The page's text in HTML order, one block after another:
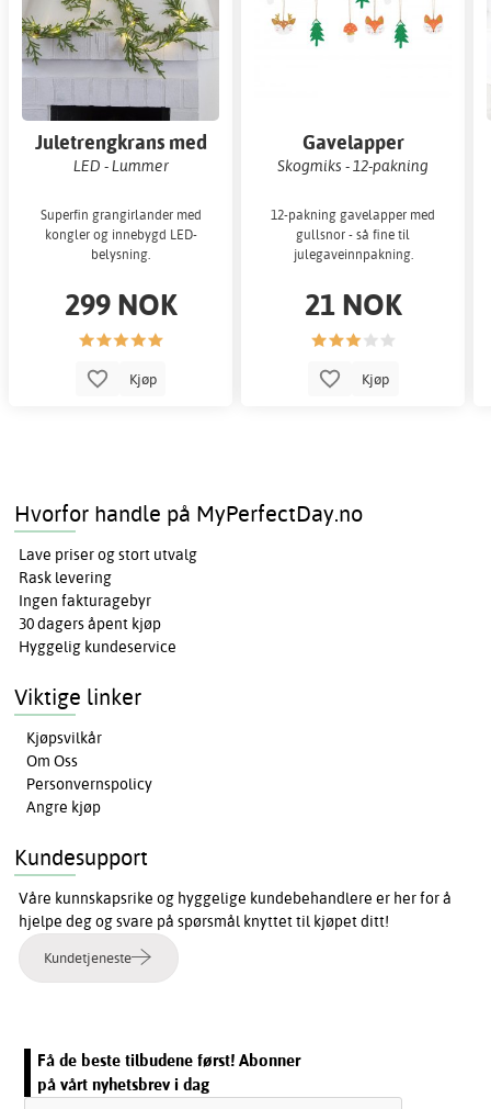
Juletrengkrans med
kongler
LED - Lummer
Superfin grangirlander med
kongler og innebygd LED-
belysning.
299 NOK
Kjøp
Gavelapper
Skogmiks - 12-pakning
12-pakning gavelapper med
gullsnor - så fine til
julegaveinnpakning.
21 NOK
Kjøp
Hvorfor handle på MyPerfectDay.no
Lave priser og stort utvalg
Rask levering
Ingen fakturagebyr
30 dagers åpent kjøp
Hyggelig kundeservice
Viktige linker
Kjøpsvilkår
Om Oss
Personvernspolicy
Angre kjøp
Kundesupport
Våre kunnskapsrike og hyggelige kundebehandlere er her for å
hjelpe deg og svare på spørsmål knyttet til kjøpet ditt!
Kundetjeneste
Få de beste tilbudene først! Abonner
på vårt nyhetsbrev i dag